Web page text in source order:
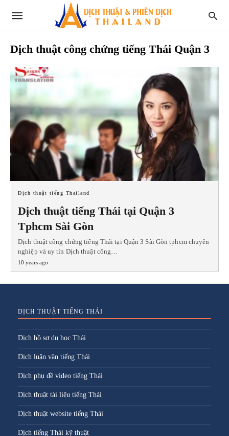
Dịch thuật công chứng tiếng Thái Quận 3
Dịch thuật tiếng Thailand
Dịch thuật tiếng Thái tại Quận 3
Tphcm Sài Gòn
Dịch thuật công chứng tiếng Thái tại Quận 3 Sài Gòn tphcm chuyên
nghiệp và uy tín Dịch thuật công…
10 years ago
DỊCH THUẬT TIẾNG THÁI
Dịch hồ sơ du học Thái
Dịch luận văn tiếng Thái
Dịch phụ đề video tiếng Thái
Dịch thuật tài liệu tiếng Thái
Dịch thuật website tiếng Thái
Dịch tiếng Thái kỹ thuật